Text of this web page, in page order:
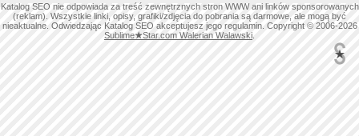
Katalog SEO nie odpowiada za treść zewnętrznych stron WWW ani linków sponsorowanych
(reklam). Wszystkie linki, opisy, grafiki/zdjęcia do pobrania są darmowe, ale mogą być
nieaktualne. Odwiedzając Katalog SEO akceptujesz jego regulamin. Copyright © 2006-2026
Sublime★Star.com Walerian Walawski